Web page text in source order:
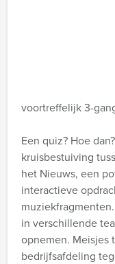
voortreffelijk 3-
Een quiz? Hoe
kruisbestuiving
het Nieuws, een
interactieve
in verschillende
opnemen. Meisjes
bedrijfsafdeling